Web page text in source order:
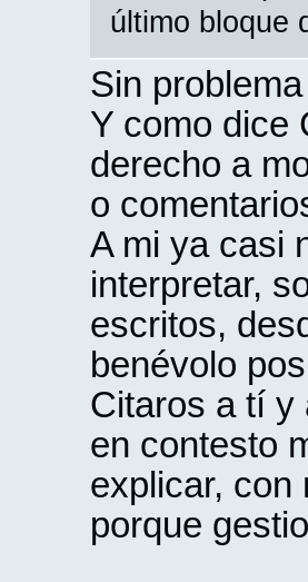
último bloque
Sin problema
Y como dice
derecho a
o
A mi ya casi
interpretar,
escritos,
benévolo
Citaros a tí y
en contesto
explicar, con
porque